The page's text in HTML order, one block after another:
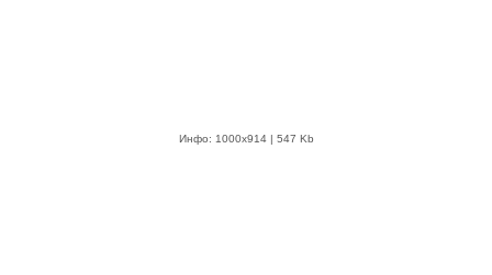
Инфо: 1000х914 | 547 Kb